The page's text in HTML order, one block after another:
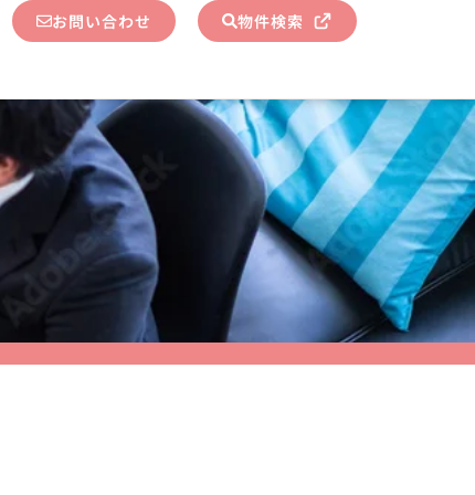
お問い合わせ 物件検索